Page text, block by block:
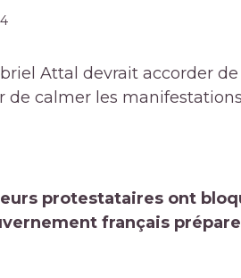
Attal devrait accorder
calmer les
protestataires ont
français